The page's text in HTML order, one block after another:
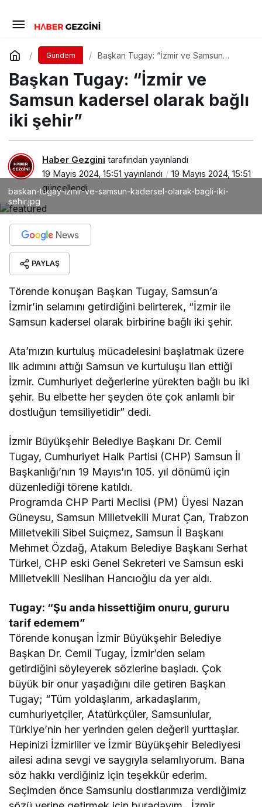
Gündem
Başkan Tugay: “İzmir ve Samsun
Başkan Tugay: “İzmir ve
Samsun kadersel olarak bağlı
iki şehir”
Haber Gezgini tarafından yayınlandı
19 Mayıs 2024, 15:51 yayınlandı
19 Mayıs 2024, 15:51
güncellendi
baskan-tugay-izmir-ve-samsun-kadersel-olarak-bagli-iki-
sehir.jpg
PAYLAŞ
Törende konuşan Başkan Tugay, Samsun’a
İzmir’in selamını getirdiğini belirterek, “İzmir ile
Samsun kadersel olarak birbirine bağlı iki şehir.
Ata’mızın kurtuluş mücadelesini başlatmak üzere
ilk adımını attığı Samsun ve kurtuluşu ilan ettiği
İzmir. Cumhuriyet değerlerine yürekten bağlı bu iki
şehir. Bu elbette her şeyden öte çok anlamlı bir
dostluğun temsiliyetidir” dedi.
İzmir Büyükşehir Belediye Başkanı Dr. Cemil
Tugay, Cumhuriyet Halk Partisi (CHP) Samsun İl
Başkanlığı’nın 19 Mayıs’ın 105. yıl dönümü için
düzenlediği törene katıldı.
Programda CHP Parti Meclisi (PM) Üyesi Nazan
Güneysu, Samsun Milletvekili Murat Çan, Trabzon
Milletvekili Sibel Suiçmez, Samsun İl Başkanı
Mehmet Özdağ, Atakum Belediye Başkanı Serhat
Türkel, CHP eski Genel Sekreteri ve Samsun eski
Milletvekili Neslihan Hancıoğlu da yer aldı.
Tugay: “Şu anda hissettiğim onuru, gururu
tarif edemem”
Törende konuşan İzmir Büyükşehir Belediye
Başkan Dr. Cemil Tugay, İzmir’den selam
getirdiğini söyleyerek sözlerine başladı. Çok
büyük bir onur yaşadığını dile getiren Başkan
Tugay; “Tüm yoldaşlarım, arkadaşlarım,
cumhuriyetçiler, Atatürkçüler, Samsunlular,
Türkiye’nin her yerinden gelen değerli yurttaşlar.
Hepinizi İzmirliler ve İzmir Büyükşehir Belediyesi
ailesi adına sevgi ve saygıyla selamlıyorum. Bana
söz hakkı verdiğiniz için teşekkür ederim.
Seçimden önce Samsunlu dostlarımıza verdiğimiz